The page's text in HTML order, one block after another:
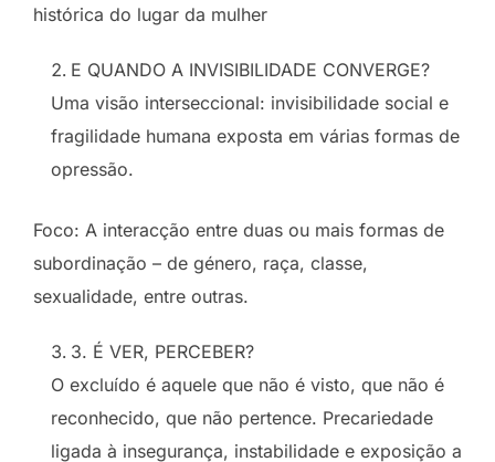
histórica do lugar da mulher
E QUANDO A INVISIBILIDADE CONVERGE?
Uma visão interseccional: invisibilidade social e
fragilidade humana exposta em várias formas de
opressão.
Foco: A interacção entre duas ou mais formas de
subordinação – de género, raça, classe,
sexualidade, entre outras.
3. É VER, PERCEBER?
O excluído é aquele que não é visto, que não é
reconhecido, que não pertence. Precariedade
ligada à insegurança, instabilidade e exposição a